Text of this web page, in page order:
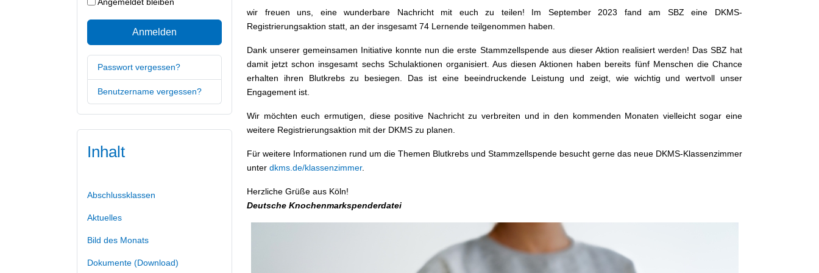
Anmelden
Passwort vergessen?
Benutzername vergessen?
Inhalt
Abschlussklassen
Aktuelles
Bild des Monats
Dokumente (Download)
wir freuen uns, eine wunderbare Nachricht mit euch zu teilen! Im September 2023 fand am SBZ eine DKMS-
Registrierungsaktion statt, an der insgesamt 74 Lernende teilgenommen haben.
Dank unserer gemeinsamen Initiative konnte nun die erste Stammzellspende aus dieser Aktion realisiert werden! Das SBZ hat
damit jetzt schon insgesamt sechs Schulaktionen organisiert. Aus diesen Aktionen haben bereits fünf Menschen die Chance
erhalten ihren Blutkrebs zu besiegen. Das ist eine beeindruckende Leistung und zeigt, wie wichtig und wertvoll unser
Engagement ist.
Wir möchten euch ermutigen, diese positive Nachricht zu verbreiten und in den kommenden Monaten vielleicht sogar eine
weitere Registrierungsaktion mit der DKMS zu planen.
Für weitere Informationen rund um die Themen Blutkrebs und Stammzellspende besucht gerne das neue DKMS-Klassenzimmer
unter dkms.de/klassenzimmer.
Herzliche Grüße aus Köln!
Deutsche Knochenmarkspenderdatei